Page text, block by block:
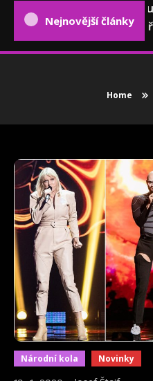
Nejnovější články
Home
Národní kola Novinky